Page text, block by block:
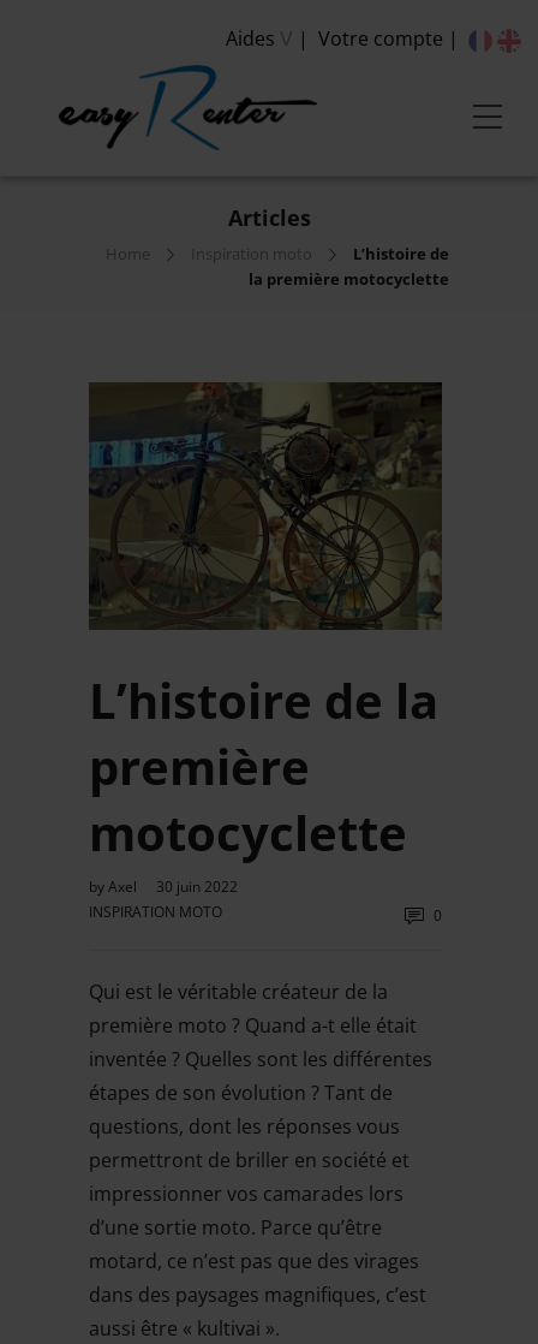
Aides V Votre compte
Articles
Home Inspiration moto
L’histoire de
la première motocyclette
L’histoire de la
première
motocyclette
byAxel
30 juin 2022
INSPIRATION MOTO
0
Qui est le véritable créateur de la
première moto ? Quand a-t elle était
inventée ? Quelles sont les différentes
étapes de son évolution ? Tant de
questions, dont les réponses vous
permettront de briller en société et
impressionner vos camarades lors
d’une sortie moto. Parce qu’être
motard, ce n’est pas que des virages
dans des paysages magnifiques, c’est
aussi être « kultivai ».